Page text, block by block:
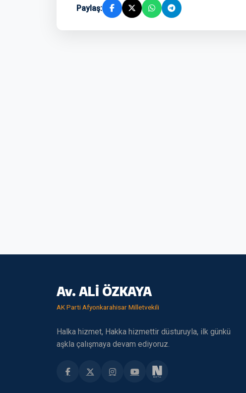
Paylaş:
Av. ALİ ÖZKAYA
AK Parti Afyonkarahisar Milletvekili
Halka hizmet, Hakka hizmettir düsturuyla, ilk günkü
aşkla çalışmaya devam ediyoruz.